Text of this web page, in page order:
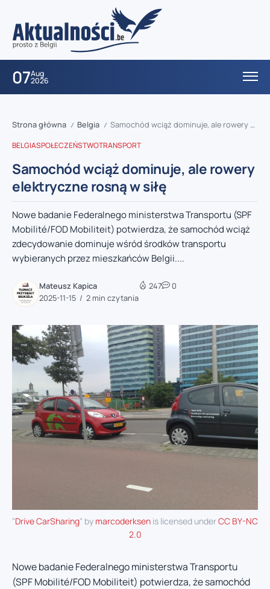
07Aug
2026
Strona główna / Belgia / Samochód wciąż dominuje, ale rowery elektryczne rosną w siłę
BELGIASPOŁECZEŃSTWOTRANSPORT
Samochód wciąż dominuje, ale rowery
elektryczne rosną w siłę
Nowe badanie Federalnego ministerstwa Transportu (SPF
Mobilité/FOD Mobiliteit) potwierdza, że samochód wciąż
zdecydowanie dominuje wśród środków transportu
wybieranych przez mieszkańców Belgii....
Mateusz Kapica
2025-11-15
2 min czytania
247 0
"Drive CarSharing" by marcoderksen is licensed underCC BY-NC
2.0
Nowe badanie Federalnego ministerstwa Transportu
(SPF Mobilité/FOD Mobiliteit) potwierdza, że samochód